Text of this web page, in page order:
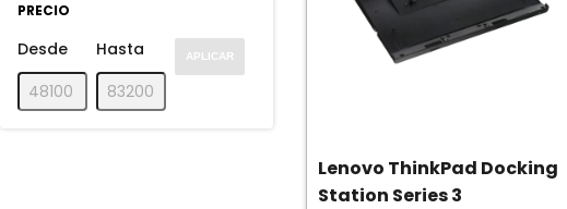
PRECIO
Desde Hasta APLICAR
Lenovo ThinkPad Docking
Station Series 3